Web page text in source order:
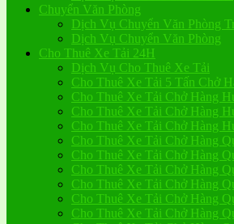
Chuyển Văn Phòng
Dịch Vụ Chuyển Văn Phòng
Dịch Vụ Chuyển Văn Phòng
Cho Thuê Xe Tải 24H
Dịch Vụ Cho Thuê Xe Tải
Cho Thuê Xe Tải 5 Tấn Chở
Cho Thuê Xe Tải Chở Hàng
Cho Thuê Xe Tải Chở Hàng
Cho Thuê Xe Tải Chở Hàng
Cho Thuê Xe Tải Chở Hàng
Cho Thuê Xe Tải Chở Hàng
Cho Thuê Xe Tải Chở Hàng
Cho Thuê Xe Tải Chở Hàng
Cho Thuê Xe Tải Chở Hàng
Cho Thuê Xe Tải Chở Hàng